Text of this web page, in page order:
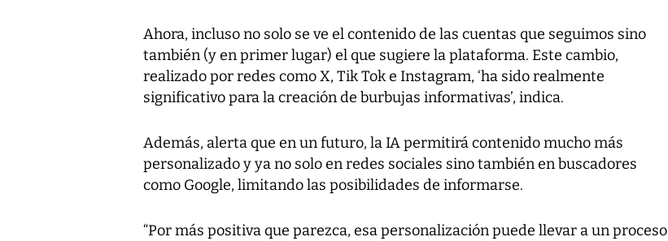
Ahora, incluso no solo se ve el contenido de las cuentas que seguimos sino
también (y en primer lugar) el que sugiere la plataforma. Este cambio,
realizado por redes como X, Tik Tok e Instagram, ‘ha sido realmente
significativo para la creación de burbujas informativas’, indica.
Además, alerta que en un futuro, la IA permitirá contenido mucho más
personalizado y ya no solo en redes sociales sino también en buscadores
como Google, limitando las posibilidades de informarse.
“Por más positiva que parezca, esa personalización puede llevar a un proceso